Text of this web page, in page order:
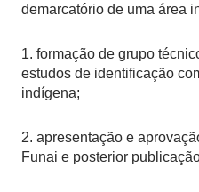
demarcatório de uma área
1. formação de grupo
estudos de identificação
indígena;
2. apresentação e
Funai e posterior